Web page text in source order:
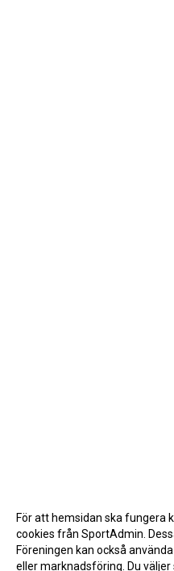
För att hemsidan ska fungera
cookies från SportAdmin.
Föreningen kan också
eller marknadsföring. Du väljer